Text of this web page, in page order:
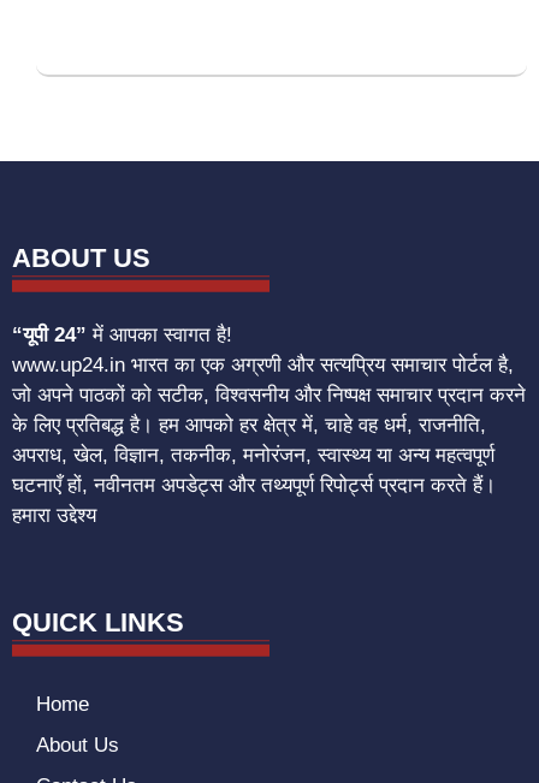
ABOUT US
“यूपी 24” में आपका स्वागत है!
www.up24.in भारत का एक अग्रणी और सत्यप्रिय समाचार पोर्टल है,
जो अपने पाठकों को सटीक, विश्वसनीय और निष्पक्ष समाचार प्रदान करने
के लिए प्रतिबद्ध है। हम आपको हर क्षेत्र में, चाहे वह धर्म, राजनीति,
अपराध, खेल, विज्ञान, तकनीक, मनोरंजन, स्वास्थ्य या अन्य महत्वपूर्ण
घटनाएँ हों, नवीनतम अपडेट्स और तथ्यपूर्ण रिपोर्ट्स प्रदान करते हैं।
हमारा उद्देश्य
QUICK LINKS
Home
About Us